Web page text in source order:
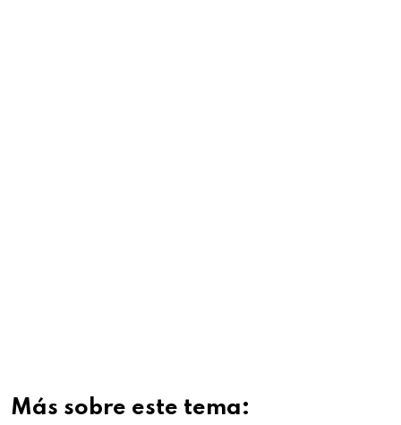
Más sobre este tema: